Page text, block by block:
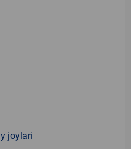
joylari